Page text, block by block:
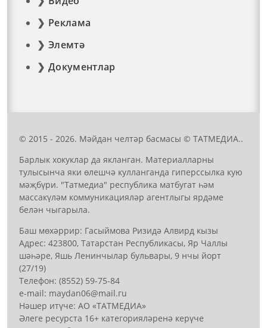
Реклама
Элемтә
Документлар
© 2015 - 2026. Мәйдан челтәр басмасы © ТАТМЕДИА..
Барлык хокуклар да якланган. Материалларны
тулысынча яки өлешчә кулланганда гиперссылка кую
мәҗбүри. "Татмедиа" республика матбугат һәм
массакүләм коммуникацияләр агентлыгы ярдәме
белән чыгарыла.
Баш мөхәррир: Гасыймова Ризидә Алвирд кызы
Адрес: 423800, Татарстан Республикасы, Яр Чаллы
шәһәре, Яшь Ленинчылар бульвары, 9 нчы йорт
(27/19)
Телефон: (8552) 59-75-84
е-mail: mауdаn06@mail.гu
Нәшер итүче: АО «ТАТМЕДИА»
Әлеге ресурста 16+ категорияләренә керүче